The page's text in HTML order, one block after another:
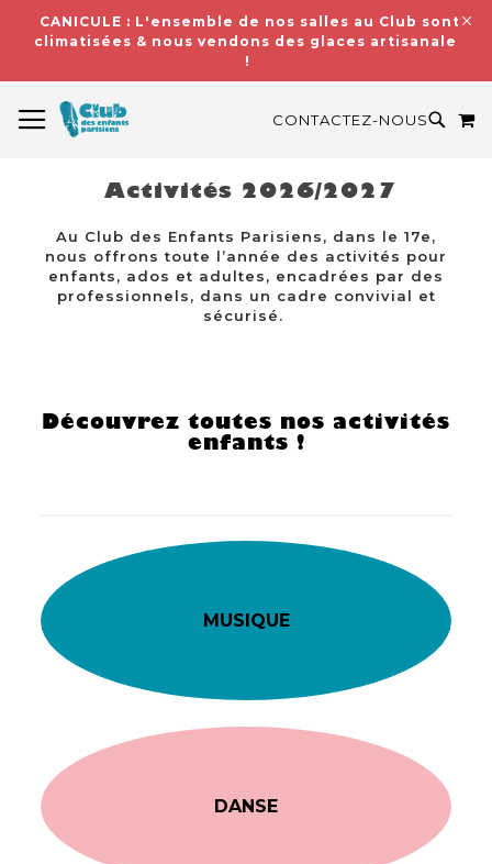
CANICULE : L'ensemble de nos salles au Club sont
climatisées & nous vendons des glaces artisanales
!
CONTACTEZ-NOUS
Activités 2026/2027
Au Club des Enfants Parisiens, dans le 17e,
nous offrons toute l’année des activités pour
enfants, ados et adultes, encadrées par des
professionnels, dans un cadre convivial et
sécurisé.
Découvrez toutes nos activités
enfants !
MUSIQUE
DANSE